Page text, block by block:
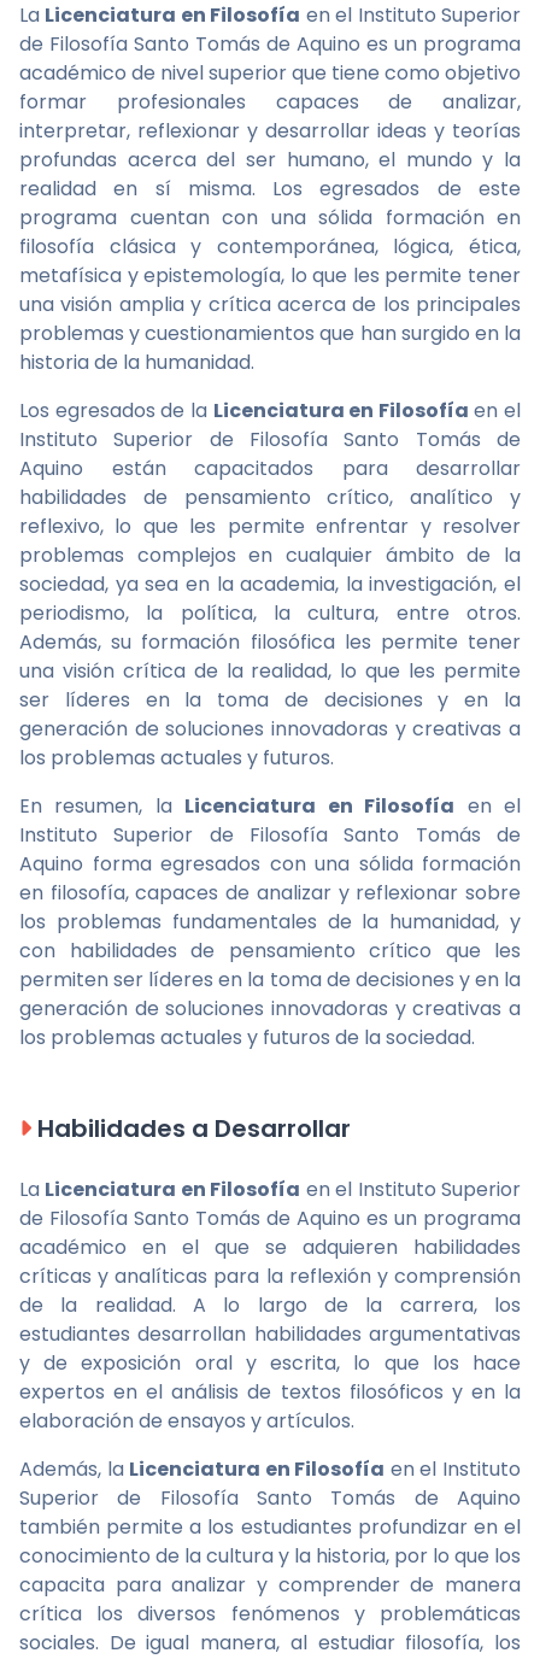
La Licenciatura en Filosofía en el Instituto Superior
de Filosofía Santo Tomás de Aquino es un programa
académico de nivel superior que tiene como objetivo
formar profesionales capaces de analizar,
interpretar, reflexionar y desarrollar ideas y teorías
profundas acerca del ser humano, el mundo y la
realidad en sí misma. Los egresados de este
programa cuentan con una sólida formación en
filosofía clásica y contemporánea, lógica, ética,
metafísica y epistemología, lo que les permite tener
una visión amplia y crítica acerca de los principales
problemas y cuestionamientos que han surgido en la
historia de la humanidad.
Los egresados de la Licenciatura en Filosofía en el
Instituto Superior de Filosofía Santo Tomás de
Aquino están capacitados para desarrollar
habilidades de pensamiento crítico, analítico y
reflexivo, lo que les permite enfrentar y resolver
problemas complejos en cualquier ámbito de la
sociedad, ya sea en la academia, la investigación, el
periodismo, la política, la cultura, entre otros.
Además, su formación filosófica les permite tener
una visión crítica de la realidad, lo que les permite
ser líderes en la toma de decisiones y en la
generación de soluciones innovadoras y creativas a
los problemas actuales y futuros.
En resumen, la Licenciatura en Filosofía en el
Instituto Superior de Filosofía Santo Tomás de
Aquino forma egresados con una sólida formación
en filosofía, capaces de analizar y reflexionar sobre
los problemas fundamentales de la humanidad, y
con habilidades de pensamiento crítico que les
permiten ser líderes en la toma de decisiones y en la
generación de soluciones innovadoras y creativas a
los problemas actuales y futuros de la sociedad.
Habilidades a Desarrollar
La Licenciatura en Filosofía en el Instituto Superior
de Filosofía Santo Tomás de Aquino es un programa
académico en el que se adquieren habilidades
críticas y analíticas para la reflexión y comprensión
de la realidad. A lo largo de la carrera, los
estudiantes desarrollan habilidades argumentativas
y de exposición oral y escrita, lo que los hace
expertos en el análisis de textos filosóficos y en la
elaboración de ensayos y artículos.
Además, la Licenciatura en Filosofía en el Instituto
Superior de Filosofía Santo Tomás de Aquino
también permite a los estudiantes profundizar en el
conocimiento de la cultura y la historia, por lo que los
capacita para analizar y comprender de manera
crítica los diversos fenómenos y problemáticas
sociales. De igual manera, al estudiar filosofía, los